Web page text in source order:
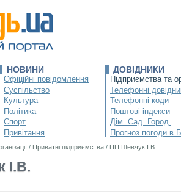
НОВИНИ
Офіційні повідомлення
Суспільство
Культура
Політика
Спорт
Привітання
ДОВІДНИКИ
Підприємства та
Телефонні
Телефонні коди
Поштові індекси
Дім. Сад. Город.
Прогноз погоди в
/ Приватні підприємства / ПП Шевчук І.В.
І.В.